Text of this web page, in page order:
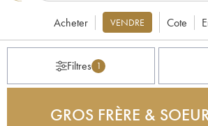
Acheter VENDRE Cote
Filtres 1
GROS FRÈRE &